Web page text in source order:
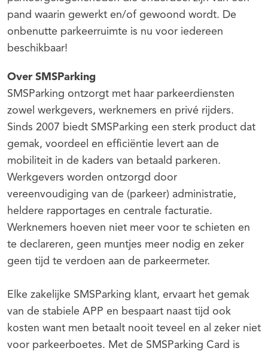
pand waarin gewerkt en/of gewoond wordt. De
onbenutte parkeerruimte is nu voor iedereen
beschikbaar!
Over SMSParking
SMSParking ontzorgt met haar parkeerdiensten
zowel werkgevers, werknemers en privé rijders.
Sinds 2007 biedt SMSParking een sterk product dat
gemak, voordeel en efficiëntie levert aan de
mobiliteit in de kaders van betaald parkeren.
Werkgevers worden ontzorgd door
vereenvoudiging van de (parkeer) administratie,
heldere rapportages en centrale facturatie.
Werknemers hoeven niet meer voor te schieten en
te declareren, geen muntjes meer nodig en zeker
geen tijd te verdoen aan de parkeermeter.
Elke zakelijke SMSParking klant, ervaart het gemak
van de stabiele APP en bespaart naast tijd ook
kosten want men betaalt nooit teveel en al zeker niet
voor parkeerboetes. Met de SMSParking Card is